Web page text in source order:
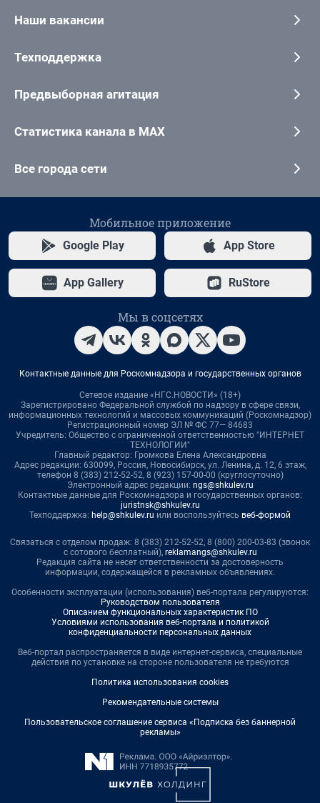
Наши вакансии
Техподдержка
Предвыборная агитация
Статистика канала в MAX
Все города сети
Мобильное приложение
Google Play App Store
App Gallery RuStore
Мы в соцсетях
Контактные данные для Роскомнадзора и государственных органов
Сетевое издание «НГС.НОВОСТИ» (18+)
Зарегистрировано Федеральной службой по надзору в сфере связи,
информационных технологий и массовых коммуникаций (Роскомнадзор)
Регистрационный номер ЭЛ № ФС 77— 84683
Учредитель: Общество с ограниченной ответственностью "ИНТЕРНЕТ
ТЕХНОЛОГИИ"
Главный редактор: Громкова Елена Александровна
Адрес редакции: 630099, Россия, Новосибирск, ул. Ленина, д. 12, 6 этаж,
телефон 8 (383) 212-52-52, 8 (923) 157-00-00 (круглосуточно)
Электронный адрес редакции: ngs@shkulev.ru
Контактные данные для Роскомнадзора и государственных органов:
juristnsk@shkulev.ru
Техподдержка: help@shkulev.ru или воспользуйтесь веб-формой
Связаться с отделом продаж: 8 (383) 212-52-52, 8 (800) 200-03-83 (звонок
с сотового бесплатный), reklamangs@shkulev.ru
Редакция сайта не несет ответственности за достоверность
информации, содержащейся в рекламных объявлениях.
Особенности эксплуатации (использования) веб-портала регулируются:
Руководством пользователя
Описанием функциональных характеристик ПО
Условиями использования веб-портала и политикой
конфиденциальности персональных данных
Веб-портал распространяется в виде интернет-сервиса, специальные
действия по установке на стороне пользователя не требуются
Политика использования cookies
Рекомендательные системы
Пользовательское соглашение сервиса «Подписка без баннерной
рекламы»